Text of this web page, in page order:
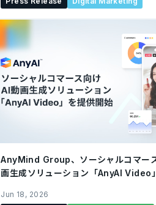
AnyMind Group、ソーシャルコマー
画生成ソリューション「AnyAI Video
Jun 18, 2026